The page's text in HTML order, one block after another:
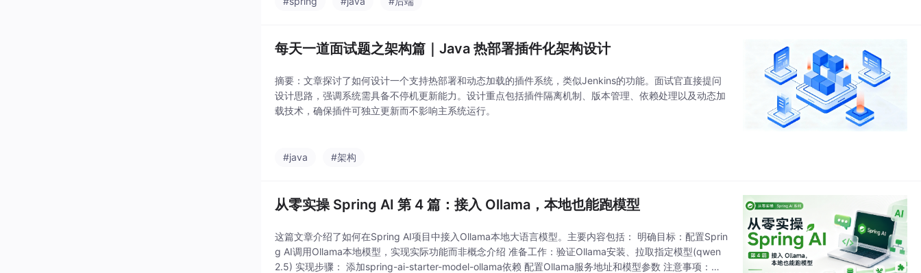
每天一道面试题之架构篇｜Java 热部署插件化架构设计
摘要：文章探讨了如何设计一个支持热部署和动态加载的插件系统，类似Jenkins的功能。面试官直接提问
设计思路，强调系统需具备不停机更新能力。设计重点包括插件隔离机制、版本管理、依赖处理以及动态加
载技术，确保插件可独立更新而不影响主系统运行。
#java #架构
从零实操 Spring AI 第 4 篇：接入 Ollama，本地也能跑模型
这篇文章介绍了如何在Spring AI项目中接入Ollama本地大语言模型。主要内容包括： 明确目标：配置Sprin
g AI调用Ollama本地模型，实现实际功能而非概念介绍 准备工作：验证Ollama安装、拉取指定模型(qwen
2.5) 实现步骤： 添加spring-ai-starter-model-ollama依赖 配置Ollama服务地址和模型参数 注意事项：列